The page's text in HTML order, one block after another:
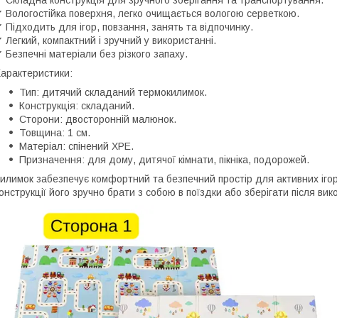
Вологостійка поверхня, легко очищається вологою серветкою.
Підходить для ігор, повзання, занять та відпочинку.
Легкий, компактний і зручний у використанні.
Безпечні матеріали без різкого запаху.
Тип: дитячий складаний термокилимок.
Конструкція: складаний.
Сторони: двосторонній малюнок.
Товщина: 1 см.
Матеріал: спінений XPE.
Призначення: для дому, дитячої кімнати, пікніка, подорожей.
забезпечує комфортний та безпечний простір для активних
його зручно брати з собою в поїздки або зберігати після